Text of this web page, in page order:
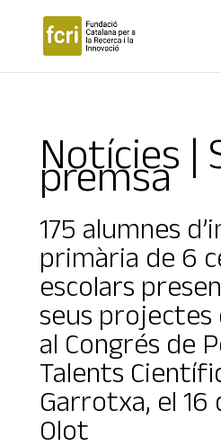
Notícies |
premsa
175 alumnes
primària de 6
escolars
seus projectes
al Congrés de
Talents
Garrotxa, el 16
Olot